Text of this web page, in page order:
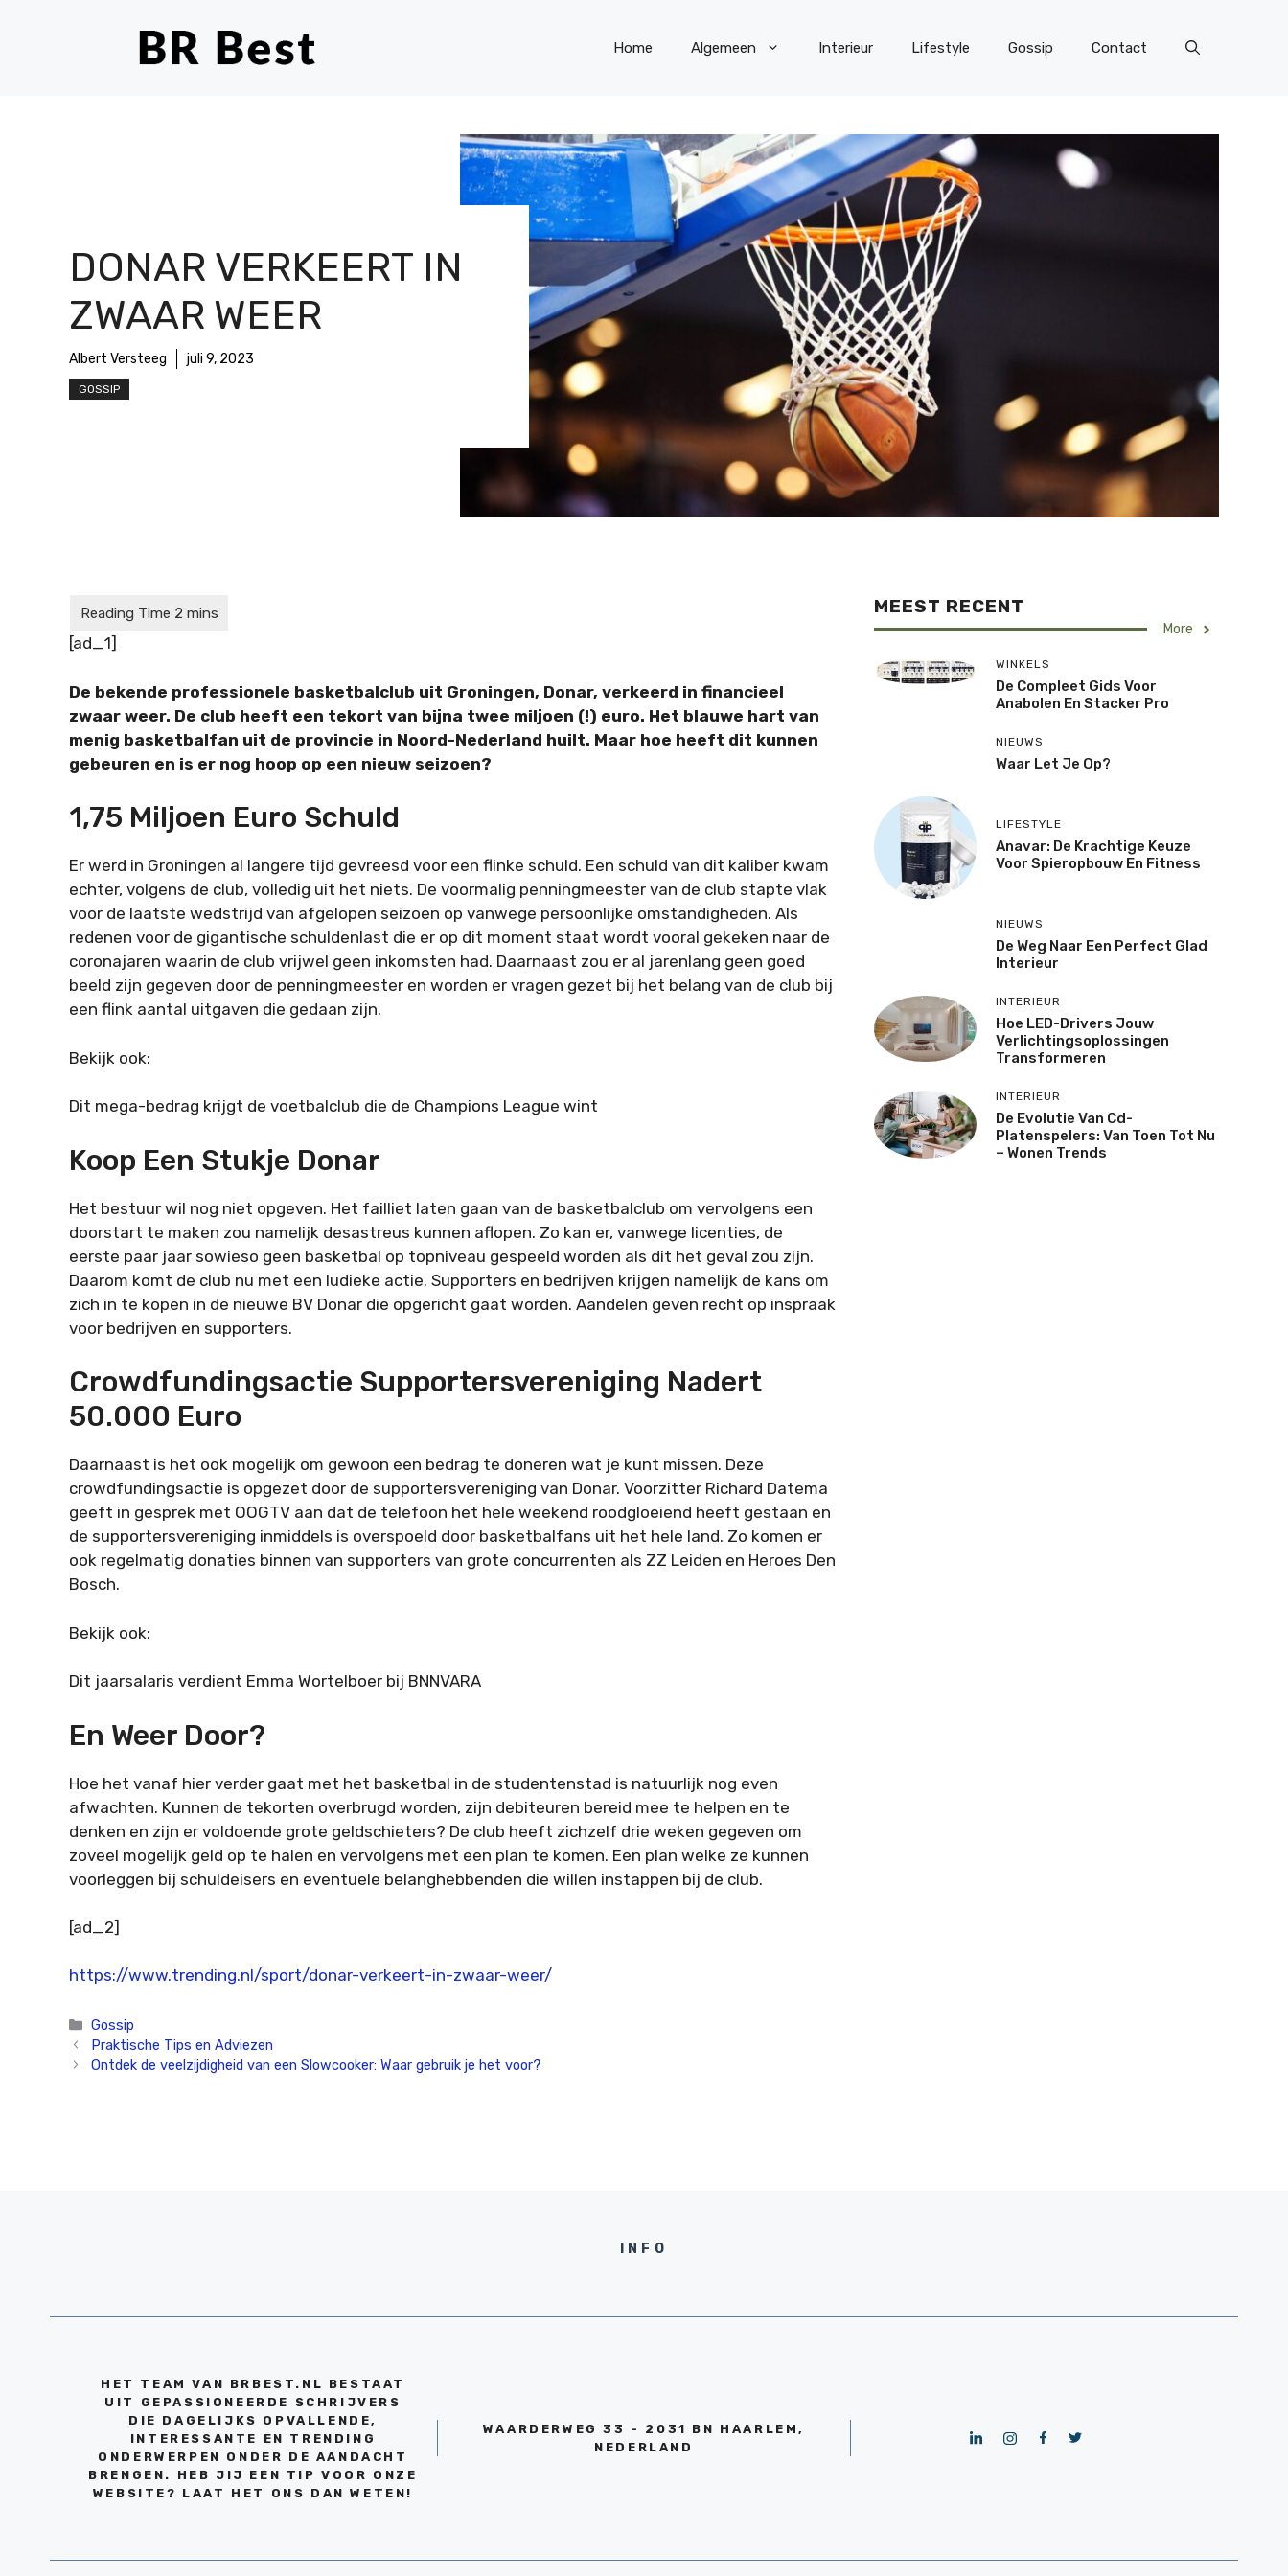
Home Algemeen Interieur Lifestyle Gossip Contact
DONAR VERKEERT IN
ZWAAR WEER
Albert Versteeg juli 9, 2023
GOSSIP
[ad_1]
De bekende professionele basketbalclub uit Groningen, Donar, verkeerd in financieel
zwaar weer. De club heeft een tekort van bijna twee miljoen (!) euro. Het blauwe hart van
menig basketbalfan uit de provincie in Noord-Nederland huilt. Maar hoe heeft dit kunnen
gebeuren en is er nog hoop op een nieuw seizoen?
1,75 Miljoen Euro Schuld
Er werd in Groningen al langere tijd gevreesd voor een flinke schuld. Een schuld van dit kaliber kwam
echter, volgens de club, volledig uit het niets. De voormalig penningmeester van de club stapte vlak
voor de laatste wedstrijd van afgelopen seizoen op vanwege persoonlijke omstandigheden. Als
redenen voor de gigantische schuldenlast die er op dit moment staat wordt vooral gekeken naar de
coronajaren waarin de club vrijwel geen inkomsten had. Daarnaast zou er al jarenlang geen goed
beeld zijn gegeven door de penningmeester en worden er vragen gezet bij het belang van de club bij
een flink aantal uitgaven die gedaan zijn.
Bekijk ook:
Dit mega-bedrag krijgt de voetbalclub die de Champions League wint
Koop Een Stukje Donar
Het bestuur wil nog niet opgeven. Het failliet laten gaan van de basketbalclub om vervolgens een
doorstart te maken zou namelijk desastreus kunnen aflopen. Zo kan er, vanwege licenties, de
eerste paar jaar sowieso geen basketbal op topniveau gespeeld worden als dit het geval zou zijn.
Daarom komt de club nu met een ludieke actie. Supporters en bedrijven krijgen namelijk de kans om
zich in te kopen in de nieuwe BV Donar die opgericht gaat worden. Aandelen geven recht op inspraak
voor bedrijven en supporters.
Crowdfundingsactie Supportersvereniging Nadert
50.000 Euro
Daarnaast is het ook mogelijk om gewoon een bedrag te doneren wat je kunt missen. Deze
crowdfundingsactie is opgezet door de supportersvereniging van Donar. Voorzitter Richard Datema
geeft in gesprek met OOGTV aan dat de telefoon het hele weekend roodgloeiend heeft gestaan en
de supportersvereniging inmiddels is overspoeld door basketbalfans uit het hele land. Zo komen er
ook regelmatig donaties binnen van supporters van grote concurrenten als ZZ Leiden en Heroes Den
Bosch.
Bekijk ook:
Dit jaarsalaris verdient Emma Wortelboer bij BNNVARA
En Weer Door?
Hoe het vanaf hier verder gaat met het basketbal in de studentenstad is natuurlijk nog even
afwachten. Kunnen de tekorten overbrugd worden, zijn debiteuren bereid mee te helpen en te
denken en zijn er voldoende grote geldschieters? De club heeft zichzelf drie weken gegeven om
zoveel mogelijk geld op te halen en vervolgens met een plan te komen. Een plan welke ze kunnen
voorleggen bij schuldeisers en eventuele belanghebbenden die willen instappen bij de club.
[ad_2]
https://www.trending.nl/sport/donar-verkeert-in-zwaar-weer/
Categorieën
Gossip
Praktische Tips en Adviezen
Ontdek de veelzijdigheid van een Slowcooker: Waar gebruik je het voor?
MEEST RECENT
More
WINKELS
De Compleet Gids Voor
Anabolen En Stacker Pro
NIEUWS
Waar Let Je Op?
LIFESTYLE
Anavar: De Krachtige Keuze
Voor Spieropbouw En Fitness
NIEUWS
De Weg Naar Een Perfect Glad
Interieur
INTERIEUR
Hoe LED-Drivers Jouw
Verlichtingsoplossingen
Transformeren
INTERIEUR
De Evolutie Van Cd-
Platenspelers: Van Toen Tot Nu
– Wonen Trends
INFO
HET TEAM VAN BRBEST.NL BESTAAT
UIT GEPASSIONEERDE SCHRIJVERS
DIE DAGELIJKS OPVALLENDE,
INTERESSANTE EN TRENDING
ONDERWERPEN ONDER DE AANDACHT
BRENGEN. HEB JIJ EEN TIP VOOR ONZE
WEBSITE? LAAT HET ONS DAN WETEN!
WAARDERWEG 33 - 2031 BN HAARLEM,
NEDERLAND